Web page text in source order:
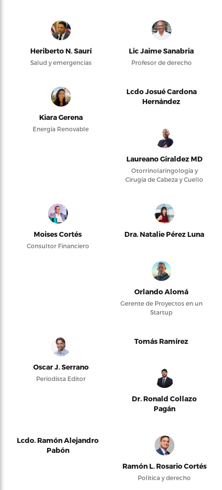
Heriberto N. Saurí
Salud y emergencias
Lic Jaime Sanabria
Profesor de derecho
Kiara Gerena
Energía Renovable
Lcdo Josué Cardona
Hernández
Laureano Giraldez MD
Otorrinolaringología y
Cirugía de Cabeza y Cuello
Moises Cortés
Consultor Financiero
Dra. Natalie Pérez Luna
Orlando Alomá
Gerente de Proyectos en un
Startup
Oscar J. Serrano
Periodista Editor
Tomás Ramírez
Dr. Ronald Collazo
Pagán
Lcdo. Ramón Alejandro
Pabón
Ramón L. Rosario Cortés
Política y derecho